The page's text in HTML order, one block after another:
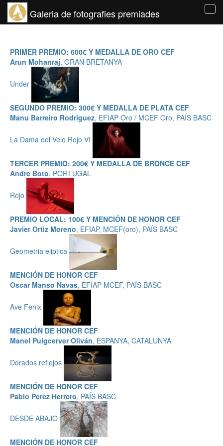
Galeria de fotografies premiades
PRIMER PREMIO: 600€ Y MEDALLA DE ORO CEF
Arun Mohanraj, GRAN BRETANYA
Under
SEGUNDO PREMIO: 300€ Y MEDALLA DE PLATA CEF
Manu Barreiro Rodriguez, EFIAP Oro / MCEF Oro, PAÍS BASC
La Dama del Velo Rojo VI
TERCER PREMIO: 200€ Y MEDALLA DE BRONCE CEF
Andre Boto, PORTUGAL
Rojo
PREMIO LOCAL: 100€ Y MENCIÓN DE HONOR CEF
Javier Ortiz Moreno, EFIAP, MCEF(oro), PAÍS BASC
Geometria eliptica
MENCIÓN DE HONOR CEF
Oscar Manso Navas, EFIAP-MCEF, PAÍS BASC
Ave Fenix
MENCIÓN DE HONOR CEF
Manel Puigcerver Oliván, ESPANYA, CATALUNYA
Dorados reflejos
MENCIÓN DE HONOR CEF
Pablo Perez Herrero, PAÍS BASC
DESDE ABAJO
MENCIÓN DE HONOR CEF